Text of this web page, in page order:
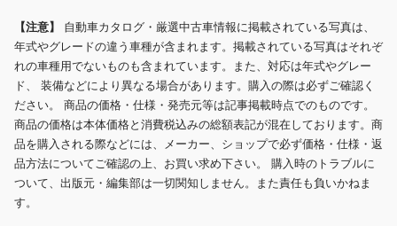
【注意】 自動車カタログ・厳選中古車情報に掲載されている写真は、
年式やグレードの違う車種が含まれます。掲載されている写真はそれぞ
れの車種用でないものも含まれています。また、対応は年式やグレー
ド、 装備などにより異なる場合があります。購入の際は必ずご確認く
ださい。 商品の価格・仕様・発売元等は記事掲載時点でのものです。
商品の価格は本体価格と消費税込みの総額表記が混在しております。商
品を購入される際などには、メーカー、ショップで必ず価格・仕様・返
品方法についてご確認の上、お買い求め下さい。 購入時のトラブルに
ついて、出版元・編集部は一切関知しません。また責任も負いかねま
す。